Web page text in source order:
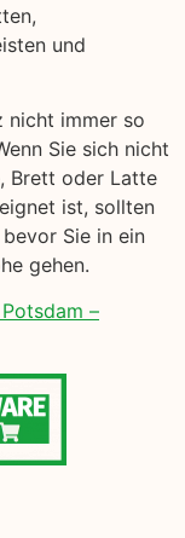
und
nicht immer so
Sie sich nicht
Brett oder Latte
ist, sollten
Sie in ein
gehen.
–